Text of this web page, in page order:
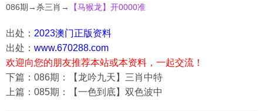
086期→杀三肖→ 【马猴龙】开0000准
出处： 2023澳门正版资料
出处： www.670288.com
欢迎向您的朋友推荐本站或本资料，一起交流！
下篇：086期：【龙吟九天】三肖中特
上篇：085期：【一色到底】双色波中